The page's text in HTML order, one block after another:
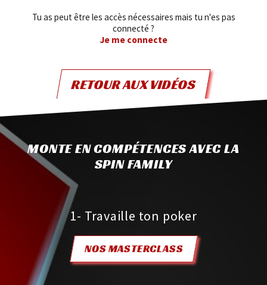
Tu as peut être les accès nécessaires mais tu n'es pas
connecté ?
Je me connecte
RETOUR AUX VIDÉOS
MONTE EN COMPÉTENCES AVEC LA
SPIN FAMILY
1- Travaille ton poker
NOS MASTERCLASS